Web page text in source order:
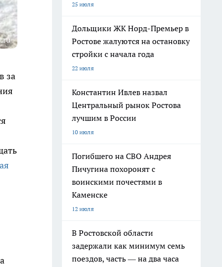
за
25 июля
Дольщики ЖК Норд-Премьер в
Ростове жалуются на остановку
стройки с начала года
22 июля
Константин Ивлев назвал
Центральный рынок Ростова
лучшим в России
10 июля
Погибшего на СВО Андрея
Пичугина похоронят с
воинскими почестями в
Каменске
12 июля
В Ростовской области
задержали как минимум семь
поездов, часть — на два часа